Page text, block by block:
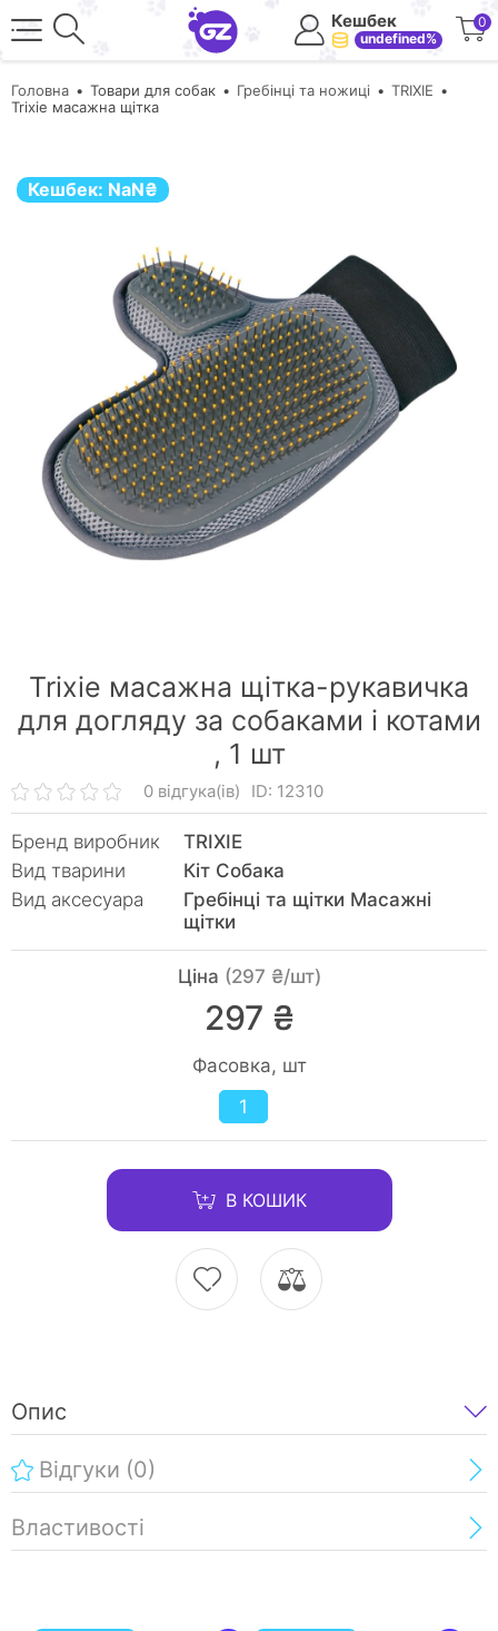
Кешбек
undefined%
0
Головна Товари для собак Гребінці та ножиці
TRIXIE
Trixie масажна щітка
Кешбек: NaN₴
Trixie масажна щітка-рукавичка
для догляду за собаками і котами
, 1 шт
0 відгука(ів) ID: 12310
Бренд виробник
TRIXIE
Вид тварини
Кiт Собака
Вид аксесуара
Гребінці та щітки Масажні
щітки
Ціна (297 ₴/шт)
297 ₴
Фасовка, шт
1
В КОШИК
Опис
Відгуки (0)
Властивості